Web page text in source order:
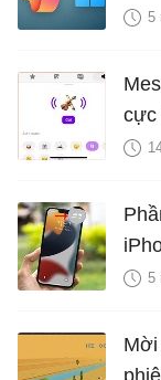
5
cực
5
Mời